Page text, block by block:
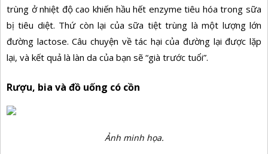
trùng ở nhiệt độ cao khiến hầu hết enzyme tiêu hóa trong sữa
bị tiêu diệt. Thứ còn lại của sữa tiệt trùng là một lượng lớn
đường lactose. Câu chuyện về tác hại của đường lại được lặp
lại, và kết quả là làn da của bạn sẽ “già trước tuổi”.
Rượu, bia và đồ uống có cồn
Ảnh minh họa.